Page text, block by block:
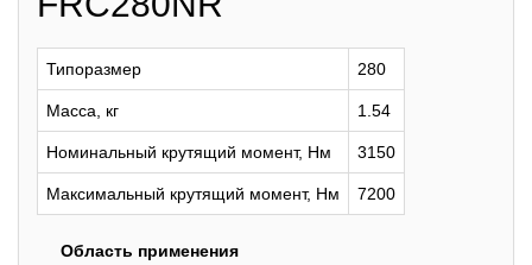
Типоразмер 280
Масса, кг 1.54
Номинальный крутящий момент, Нм 3150
Максимальный крутящий момент, Нм 7200
Область применения